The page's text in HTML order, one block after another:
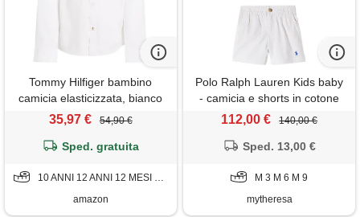
Tommy Hilfiger bambino
camicia elasticizzata, bianco
(white), 3 anni
35,97 € 54,90 €
Sped. gratuita
10 ANNI 12 ANNI 12 MESI 14 ANNI 16 ANNI 18 MESI 24 MESI 3 ANNI 4 ANNI 5 ANNI 6 ANNI 7 ANNI 8 ANNI 9 MESI
amazon
Polo Ralph Lauren Kids baby
- camicia e shorts in cotone
112,00 € 140,00 €
Sped. 13,00 €
M 3 M 6 M 9
mytheresa